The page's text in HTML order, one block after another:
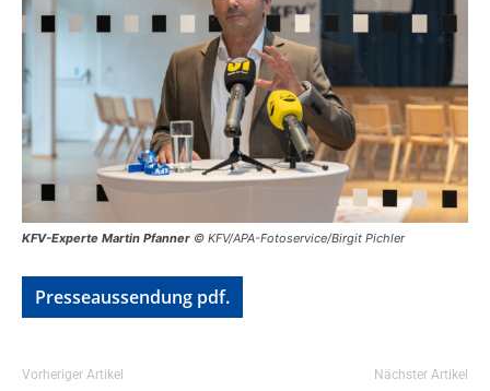
KFV-Experte Martin Pfanner © KFV/APA-Fotoservice/Birgit Pichler
Presseaussendung pdf.
Vorheriger Artikel Nächster Artikel